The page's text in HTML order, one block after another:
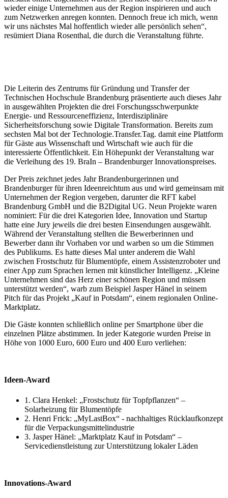
wieder einige Unternehmen aus der Region inspirieren und auch
zum Netzwerken anregen konnten. Dennoch freue ich mich, wenn
wir uns nächstes Mal hoffentlich wieder alle persönlich sehen“,
resümiert Diana Rosenthal, die durch die Veranstaltung führte.
Die Leiterin des Zentrums für Gründung und Transfer der
Technischen Hochschule Brandenburg präsentierte auch dieses Jahr
in ausgewählten Projekten die drei Forschungsschwerpunkte
Energie- und Ressourceneffizienz, Interdisziplinäre
Sicherheitsforschung sowie Digitale Transformation. Bereits zum
sechsten Mal bot der Technologie.Transfer.Tag. damit eine Plattform
für Gäste aus Wissenschaft und Wirtschaft wie auch für die
interessierte Öffentlichkeit. Ein Höhepunkt der Veranstaltung war
die Verleihung des 19. BraIn – Brandenburger Innovationspreises.
Der Preis zeichnet jedes Jahr Brandenburgerinnen und
Brandenburger für ihren Ideenreichtum aus und wird gemeinsam mit
Unternehmen der Region vergeben, darunter die RFT kabel
Brandenburg GmbH und die B2Digital UG. Neun Projekte waren
nominiert: Für die drei Kategorien Idee, Innovation und Startup
hatte eine Jury jeweils die drei besten Einsendungen ausgewählt.
Während der Veranstaltung stellten die Bewerberinnen und
Bewerber dann ihr Vorhaben vor und warben so um die Stimmen
des Publikums. Es hatte dieses Mal unter anderem die Wahl
zwischen Frostschutz für Blumentöpfe, einem Assistenzroboter und
einer App zum Sprachen lernen mit künstlicher Intelligenz. „Kleine
Unternehmen sind das Herz einer schönen Region und müssen
unterstützt werden“, warb zum Beispiel Jasper Hänel in seinem
Pitch für das Projekt „Kauf in Potsdam“, einem regionalen Online-
Marktplatz.
Die Gäste konnten schließlich online per Smartphone über die
einzelnen Plätze abstimmen. In jeder Kategorie wurden Preise in
Höhe von 1000 Euro, 600 Euro und 400 Euro verliehen:
Ideen-Award
1. Clara Henkel: „Frostschutz für Topfpflanzen“ –
Solarheizung für Blumentöpfe
2. Henri Frick: „MyLastBox“ - nachhaltiges Rücklaufkonzept
für die Verpackungsmittelindustrie
3. Jasper Hänel: „Marktplatz Kauf in Potsdam“ –
Servicedienstleistung zur Unterstützung lokaler Läden
Innovations-Award